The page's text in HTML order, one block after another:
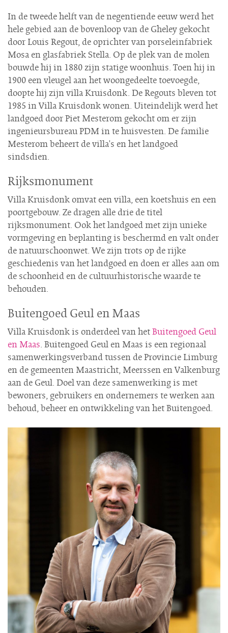
In de tweede helft van de negentiende eeuw werd het
hele gebied aan de bovenloop van de Gheley gekocht
door Louis Regout, de oprichter van porseleinfabriek
Mosa en glasfabriek Stella. Op de plek van de molen
bouwde hij in 1880 zijn statige woonhuis. Toen hij in
1900 een vleugel aan het woongedeelte toevoegde,
doopte hij zijn villa Kruisdonk. De Regouts bleven tot
1985 in Villa Kruisdonk wonen. Uiteindelijk werd het
landgoed door Piet Mesterom gekocht om er zijn
ingenieursbureau PDM in te huisvesten. De familie
Mesterom beheert de villa's en het landgoed
sindsdien.
Rijksmonument
Villa Kruisdonk omvat een villa, een koetshuis en een
poortgebouw. Ze dragen alle drie de titel
rijksmonument. Ook het landgoed met zijn unieke
vormgeving en beplanting is beschermd en valt onder
de natuurschoonwet. We zijn trots op de rijke
geschiedenis van het landgoed en doen er alles aan om
de schoonheid en de cultuurhistorische waarde te
behouden.
Buitengoed Geul en Maas
Villa Kruisdonk is onderdeel van het Buitengoed Geul
en Maas. Buitengoed Geul en Maas is een regionaal
samenwerkingsverband tussen de Provincie Limburg
en de gemeenten Maastricht, Meerssen en Valkenburg
aan de Geul. Doel van deze samenwerking is met
bewoners, gebruikers en ondernemers te werken aan
behoud, beheer en ontwikkeling van het Buitengoed.